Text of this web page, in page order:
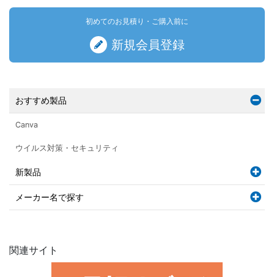
初めてのお見積り・ご購入前に
新規会員登録
おすすめ製品
Canva
ウイルス対策・セキュリティ
新製品
メーカー名で探す
関連サイト